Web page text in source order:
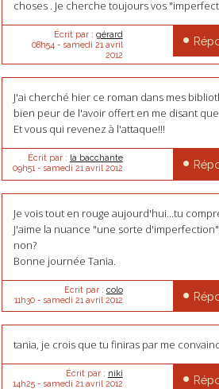
choses . Je cherche toujours vos
Écrit par : gérard
08h54 - samedi 21 avril
2012
J'ai cherché hier ce roman dans mes
bien peur de l'avoir offert en me disant
Et vous qui revenez à l'attaque!!!
Écrit par : la bacchante
09h51 - samedi 21 avril 2012
Je vois tout en rouge aujourd'hui...tu
J'aime la nuance "une sorte
non?
Bonne journée Tania.
Écrit par : colo
11h30- samedi 21 avril 2012
tania, je crois que tu finiras par me
Écrit par : niki
14h25- samedi 21 avril 2012